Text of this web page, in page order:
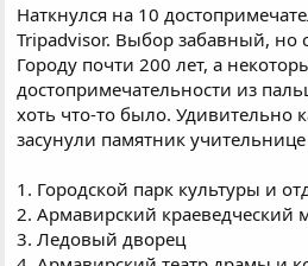
ы
л
а
Наткнулся на 10
Tripadvisor. Выбор забавный, но
Городу почти 200 лет, а
достопримечательности из
хоть что-то было. Удивительно
засунули памятник
1. Городской парк культуры и
2. Армавирский краеведческий
3. Ледовый дворец